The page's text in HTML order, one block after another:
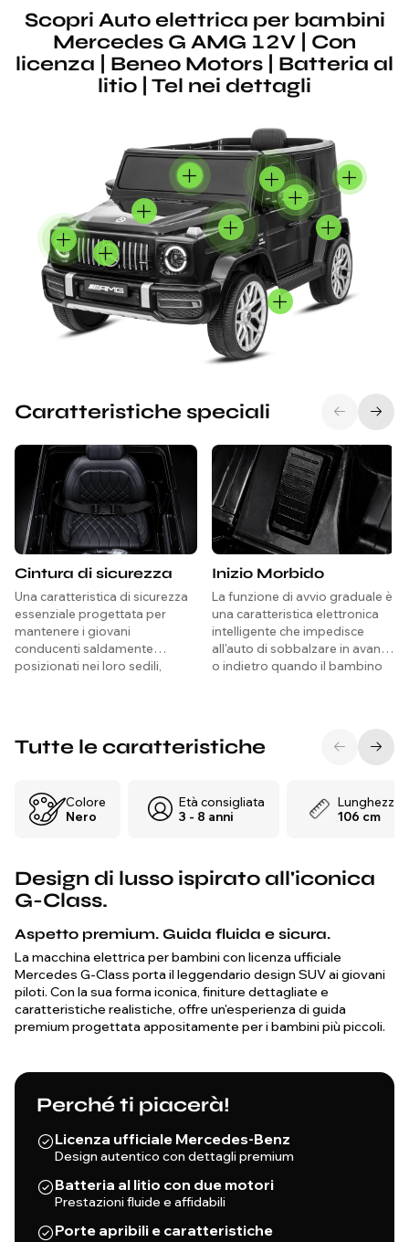
Scopri Auto elettrica per bambini
Mercedes G AMG 12V | Con
licenza | Beneo Motors | Batteria al
litio | Tel nei dettagli
Caratteristiche speciali
Cintura di sicurezza
Una caratteristica di sicurezza
essenziale progettata per
mantenere i giovani
conducenti saldamente
posizionati nei loro sedili,
contro urti e collisioni minori,
aiuta i bambini a sviluppare
di allacciarsi la cintura fin dalla
tenera età.
Inizio Morbido
La funzione di avvio graduale è
una caratteristica elettronica
intelligente che impedisce
all'auto di sobbalzare in avanti
o indietro quando il bambino
un avvio confortevole e stabile
e protegge il collo e la schiena
è particolarmente utile per i
bambini più piccoli che
coppia istantanea di un
Tutte le caratteristiche
Colore
Nero
Età consigliata
3 - 8 anni
Lunghezza
106 cm
Design di lusso ispirato all'iconica
G-Class.
Aspetto premium. Guida fluida e sicura.
La macchina elettrica per bambini con licenza ufficiale
Mercedes G-Class porta il leggendario design SUV ai giovani
piloti. Con la sua forma iconica, finiture dettagliate e
caratteristiche realistiche, offre un'esperienza di guida
premium progettata appositamente per i bambini più piccoli.
Perché ti piacerà!
Licenza ufficiale Mercedes-Benz
Design autentico con dettagli premium
Batteria al litio con due motori
Prestazioni fluide e affidabili
Porte apribili e caratteristiche